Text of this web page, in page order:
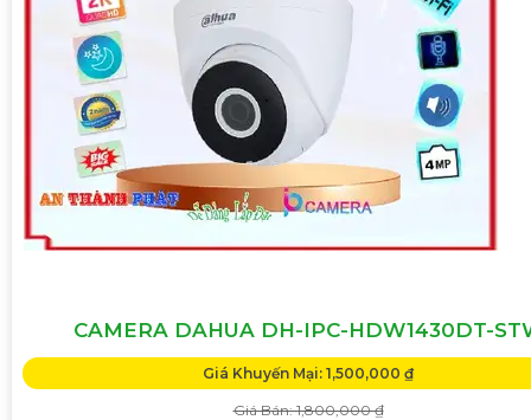
CAMERA DAHUA DH-IPC-HDW1430DT-
Giá Khuyến Mại: 1,500,000 ₫
Giá Bán: 1,800,000 ₫